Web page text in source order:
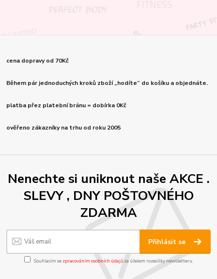
cena dopravy od 70Kč
Během pár jednoduchých kroků zboží „hodíte“ do košíku a objednáte.
platba přez platební bránu = dobírka 0Kč
ověřeno zákazníky na trhu od roku 2005
Nenechte si uniknout naše AKCE .
SLEVY , DNY POŠTOVNÉHO
ZDARMA
Přihlásit se
Souhlasím se zpracováním osobních údajůza účelem rozesílky newsletteru.